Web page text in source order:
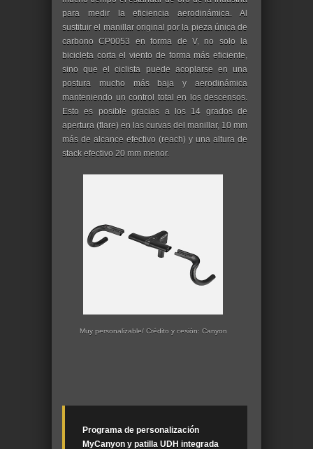
para medir la eficiencia aerodinámica. Al
sustituir el manillar original por la pieza única de
carbono CP0053 en forma de V, no solo la
bicicleta corta el viento de forma más eficiente,
sino que el ciclista puede acoplarse en una
postura mucho más baja y aerodinámica
manteniendo un control total en los descensos.
Esto es posible gracias a los 14 grados de
apertura (flare) en las curvas del manillar, 10 mm
más de alcance efectivo (reach) y una altura de
stack efectivo 20 mm menor.
Muy personalizable/ Crédito y cesión: Canyon
Programa de personalización
MyCanyon y patilla UDH integrada